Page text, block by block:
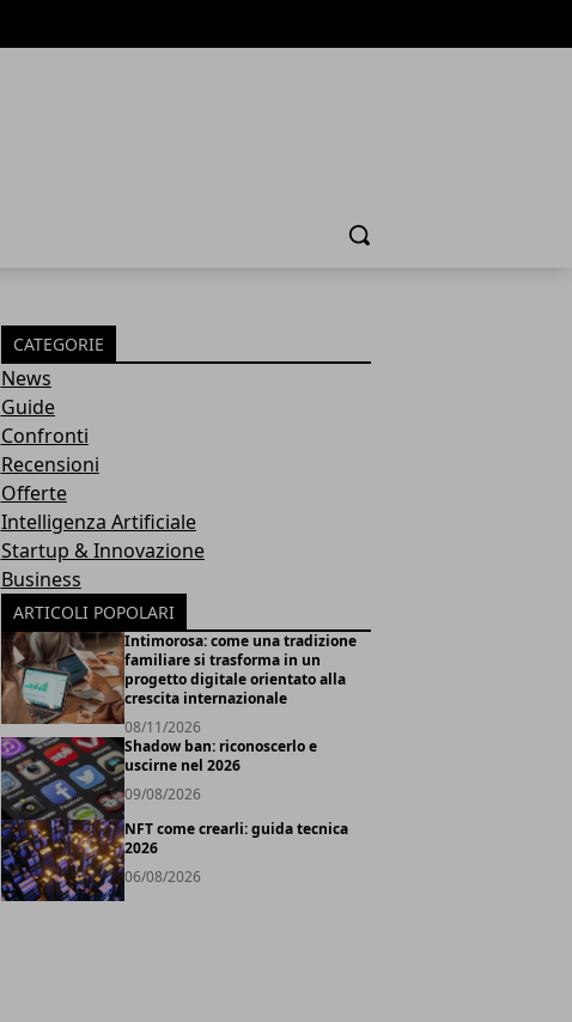
Cerca
CATEGORIE
News
Guide
Confronti
Recensioni
Offerte
Intelligenza Artificiale
Startup & Innovazione
Business
ARTICOLI POPOLARI
Intimorosa: come una tradizione
familiare si trasforma in un
progetto digitale orientato alla
crescita internazionale
08/11/2026
Shadow ban: riconoscerlo e
uscirne nel 2026
09/08/2026
NFT come crearli: guida tecnica
2026
06/08/2026